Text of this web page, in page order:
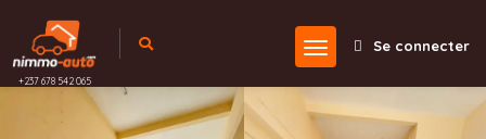
+237 678 542 065
Se connecter